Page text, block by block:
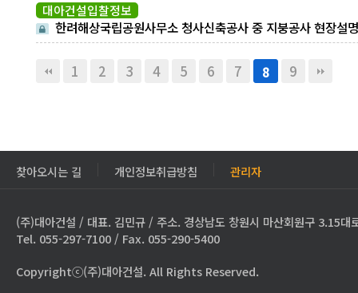
대아건설입찰정보
한려해상국립공원사무소 청사신축공사 중 지붕공사 현장설
알림
1 2 3 4 5 6 7 8 9
찾아오시는 길 개인정보취급방침 관리자
(주)대아건설 / 대표. 김민규 / 주소. 경상남도 창원시 마산회원구 3.15대
Tel. 055-297-7100 / Fax. 055-290-5400
Copyrightⓒ(주)대아건설. All Rights Reserved.